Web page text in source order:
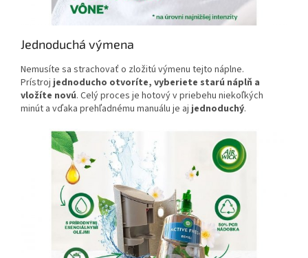
Jednoduchá výmena
Nemusíte sa strachovať o zložitú výmenu tejto náplne.
Prístroj jednoducho otvoríte, vyberiete starú náplň a
vložíte novú. Celý proces je hotový v priebehu niekoľkých
minút a vďaka prehľadnému manuálu je aj jednoduchý.